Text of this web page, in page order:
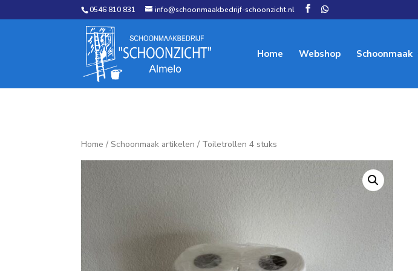
0546 810 831 info@schoonmaakbedrijf-schoonzicht.nl
Home Webshop Schoonmaak
Home /Schoonmaak artikelen / Toiletrollen 4 stuks